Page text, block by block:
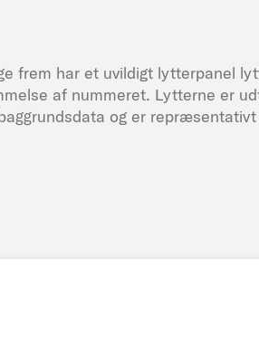
frem har et uvildigt lytterpanel
af nummeret. Lytterne er
og er